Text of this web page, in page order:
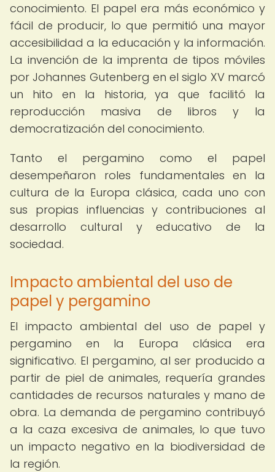
conocimiento. El papel era más económico y
fácil de producir, lo que permitió una mayor
accesibilidad a la educación y la información.
La invención de la imprenta de tipos móviles
por Johannes Gutenberg en el siglo XV marcó
un hito en la historia, ya que facilitó la
reproducción masiva de libros y la
democratización del conocimiento.
Tanto el pergamino como el papel
desempeñaron roles fundamentales en la
cultura de la Europa clásica, cada uno con
sus propias influencias y contribuciones al
desarrollo cultural y educativo de la
sociedad.
Impacto ambiental del uso de
papel y pergamino
El impacto ambiental del uso de papel y
pergamino en la Europa clásica era
significativo. El pergamino, al ser producido a
partir de piel de animales, requería grandes
cantidades de recursos naturales y mano de
obra. La demanda de pergamino contribuyó
a la caza excesiva de animales, lo que tuvo
un impacto negativo en la biodiversidad de
la región.